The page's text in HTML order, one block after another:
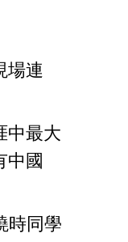
場連
中最大
中國
時同學